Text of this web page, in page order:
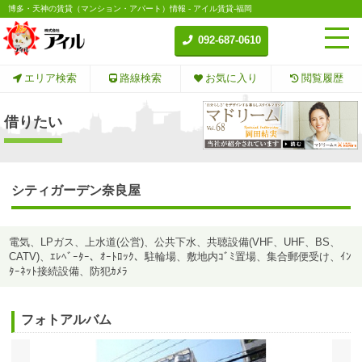
博多・天神の賃貸（マンション・アパート）情報 - アイル賃貸-福岡
092-687-0610
エリア検索 路線検索 お気に入り 閲覧履歴
借りたい
シティガーデン奈良屋
電気、LPガス、上水道(公営)、公共下水、共聴設備(VHF、UHF、BS、
CATV)、ｴﾚﾍﾞｰﾀｰ、ｵｰﾄﾛｯｸ、駐輪場、敷地内ｺﾞﾐ置場、集合郵便受け、ｲﾝ
ﾀｰﾈｯﾄ接続設備、防犯ｶﾒﾗ
フォトアルバム